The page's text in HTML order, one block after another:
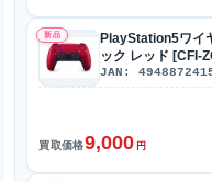
新品
PlayStation5ワイ
ック レッド [CFI-
JAN:
買取価格9,000 円